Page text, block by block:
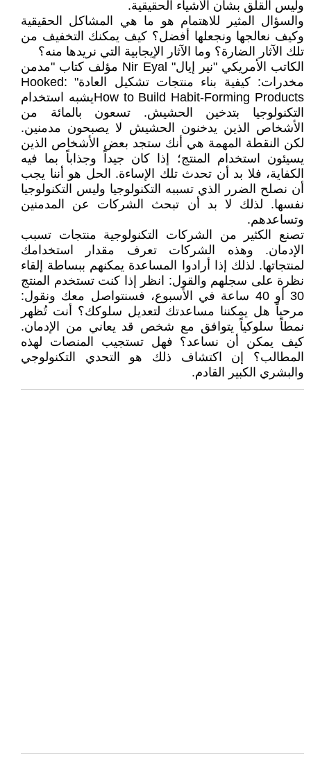
وليس القلق بشأن الأشياء الحقيقية.
والسؤال المثير للاهتمام هو ما هي المشاكل الحقيقية
وكيف نعالجها ونجعلها أفضل؟ كيف يمكنك التخفيف من
تلك الآثار الضارة؟ وما الآثار الإيجابية التي نريدها منه؟
الكاتب الأمريكي "نير إيال" Nir Eyal مؤلف كتاب "مدمن
مخدرات: كيفية بناء منتجات تشكيل العادة" Hooked:
How to Build Habit-Forming Productsيشبه استخدام
التكنولوجيا بتدخين الحشيش. تسعون بالمائة من
الأشخاص الذين يدخنون الحشيش لا يصبحون مدمنين.
لكن النقطة المهمة هي أنك ستجد بعض الأشخاص الذين
يسيئون استخدام المنتج؛ إذا كان جيداً وجذاباً بما فيه
الكفاية، فلا بد أن تحدث تلك الإساءة. الحل هو أننا يجب
أن نصلح الضرر الذي تسببه التكنولوجيا وليس التكنولوجيا
نفسها. لذلك لا بد أن تبحث الشركات عن المدمنين
وتساعدهم.
تصنع الكثير من الشركات التكنولوجية منتجات تسبب
الإدمان. وهذه الشركات تعرف مقدار استخدامك
لمنتجاتها. لذلك إذا أرادوا المساعدة يمكنهم ببساطة إلقاء
نظرة على سجلهم والقول: انظر إذا كنت تستخدم المنتج
30 أو 40 ساعة في الأسبوع، فسنتواصل معك ونقول:
مرحباً هل يمكننا مساعدتك لتعديل سلوكك؟ أنت تُظهر
نمطاً سلوكياً يتوافق مع شخص قد يعاني من الإدمان.
كيف يمكن أن نساعد؟ فهل تستجيب المنصات لهذه
المطالب؟ إن اكتشاف ذلك هو التحدي التكنولوجي
والبشري الكبير القادم.